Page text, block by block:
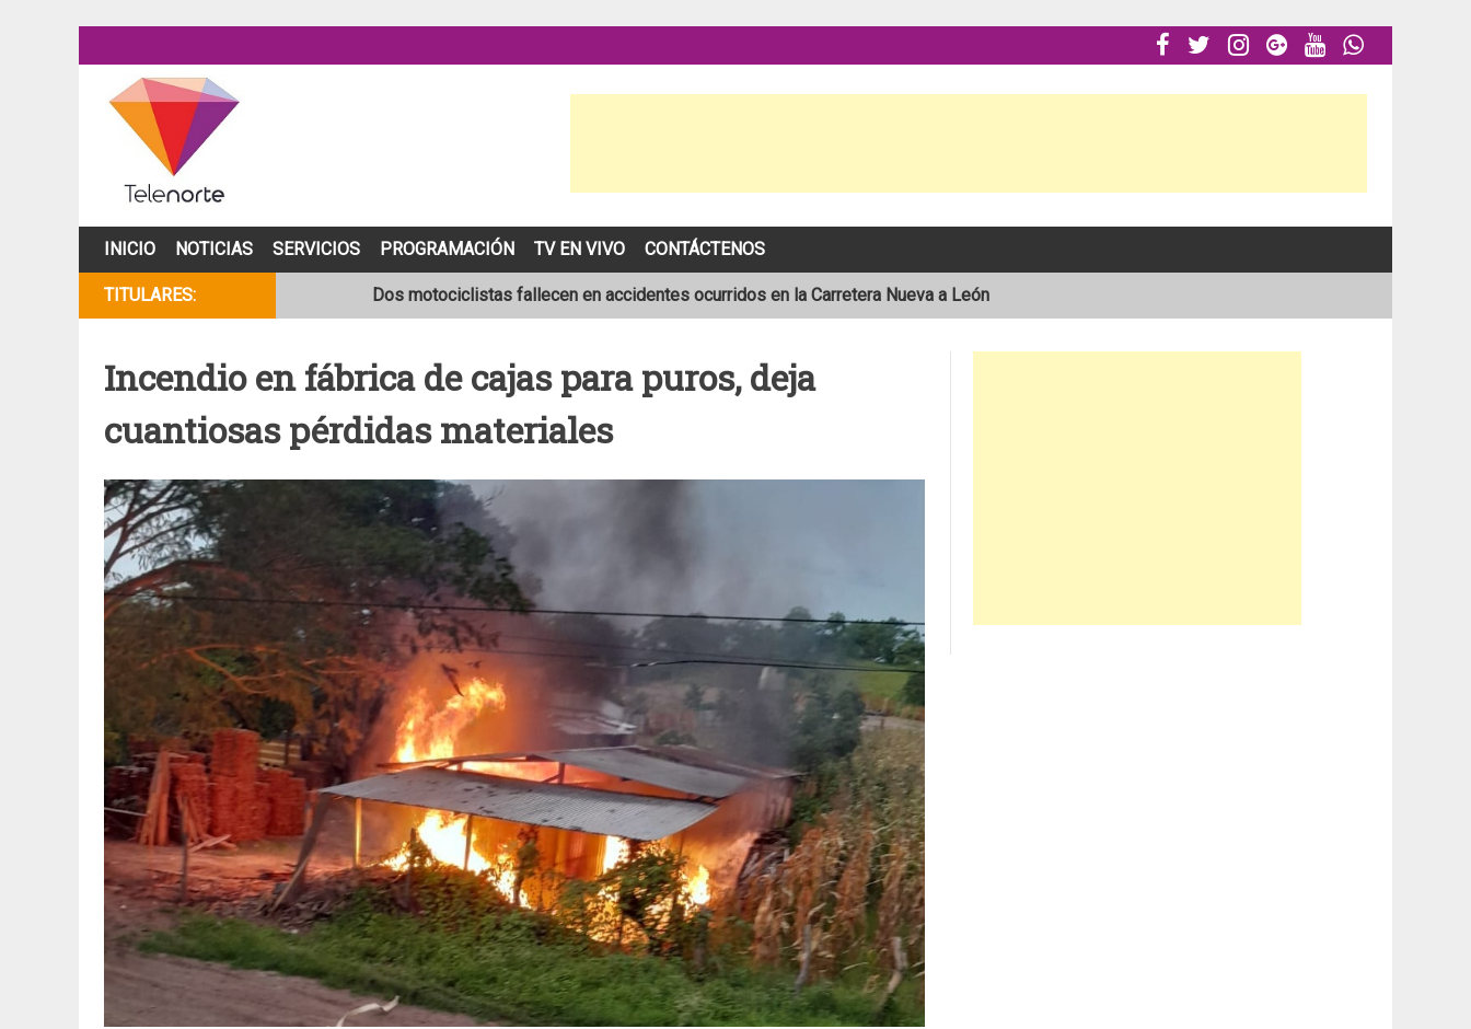
to
content
     
INICIO NOTICIAS SERVICIOS PROGRAMACIÓN TV EN VIVO CONTÁCTENOS
TITULARES: Dos motociclistas fallecen en accidentes ocurridos en la Carretera Nueva a León
NOAA mantiene pronóstico de una temporada de huracanes por debajo de lo normal en el Atlántico
Incendio en fábrica de cajas para puros, deja
cuantiosas pérdidas materiales